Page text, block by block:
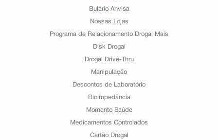
Bulário Anvisa
Nossas Lojas
Programa de Relacionamento Drogal Mais
Disk Drogal
Drogal Drive-Thru
Manipulação
Descontos de Laboratório
Bioimpedância
Momento Saúde
Medicamentos Controlados
Cartão Drogal